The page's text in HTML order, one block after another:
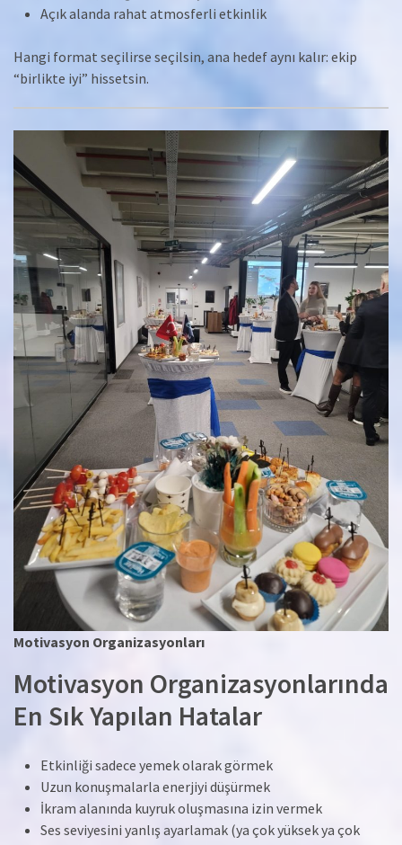
Açık alanda rahat atmosferli etkinlik
Hangi format seçilirse seçilsin, ana hedef aynı kalır: ekip
“birlikte iyi” hissetsin.
Motivasyon Organizasyonları
Motivasyon Organizasyonlarında
En Sık Yapılan Hatalar
Etkinliği sadece yemek olarak görmek
Uzun konuşmalarla enerjiyi düşürmek
İkram alanında kuyruk oluşmasına izin vermek
Ses seviyesini yanlış ayarlamak (ya çok yüksek ya çok